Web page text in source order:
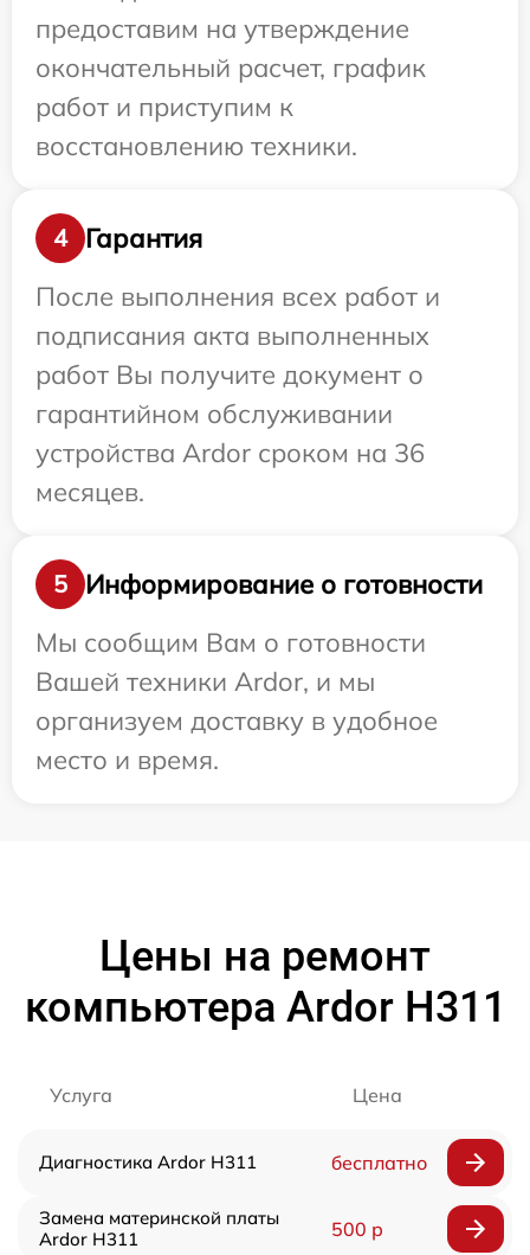
предоставим на утверждение
окончательный расчет, график
работ и приступим к
восстановлению техники.
4
Гарантия
После выполнения всех работ и
подписания акта выполненных
работ Вы получите документ о
гарантийном обслуживании
устройства Ardor сроком на 36
месяцев.
5
Информирование о готовности
Мы сообщим Вам о готовности
Вашей техники Ardor, и мы
организуем доставку в удобное
место и время.
Цены на ремонт
компьютера Ardor H311
Услуга Цена
Диагностика Ardor H311 бесплатно
Замена материнской платы
Ardor H311
500 р